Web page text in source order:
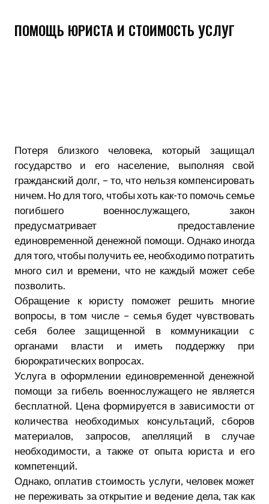
ПОМОЩЬ ЮРИСТА И СТОИМОСТЬ УСЛУГ
Потеря близкого человека, который защищал
государство и его население, выполняя свой
гражданский долг, – то, что нельзя компенсировать
ничем. Но для того, чтобы хоть как-то помочь семье
погибшего военнослужащего, закон
предусматривает предоставление
единовременной денежной помощи. Однако иногда
для того, чтобы получить ее, необходимо потратить
много сил и времени, что не каждый может себе
позволить.
Обращение к юристу поможет решить многие
вопросы, в том числе – семья будет чувствовать
себя более защищенной в коммуникации с
органами власти и иметь поддержку при
бюрократических вопросах.
Услуга в оформлении единовременной денежной
помощи за гибель военнослужащего не является
бесплатной. Цена формируется в зависимости от
количества необходимых консультаций, сборов
материалов, запросов, апелляций в случае
необходимости, а также от опыта юриста и его
компетенций.
Однако, оплатив стоимость услуги, человек может
не переживать за открытие и ведение дела, так как